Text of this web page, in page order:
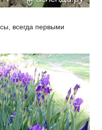
всегда первыми